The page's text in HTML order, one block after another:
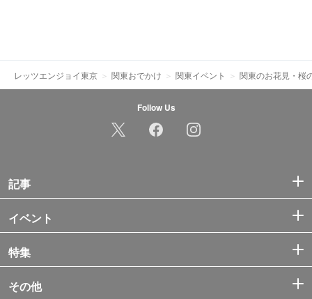
レッツエンジョイ東京 関東おでかけ 関東イベント 関東のお花見・桜
Follow Us
記事
イベント
特集
その他